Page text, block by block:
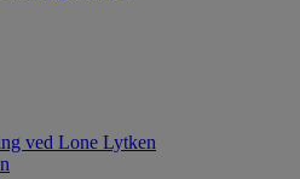
ved Lone Lytken